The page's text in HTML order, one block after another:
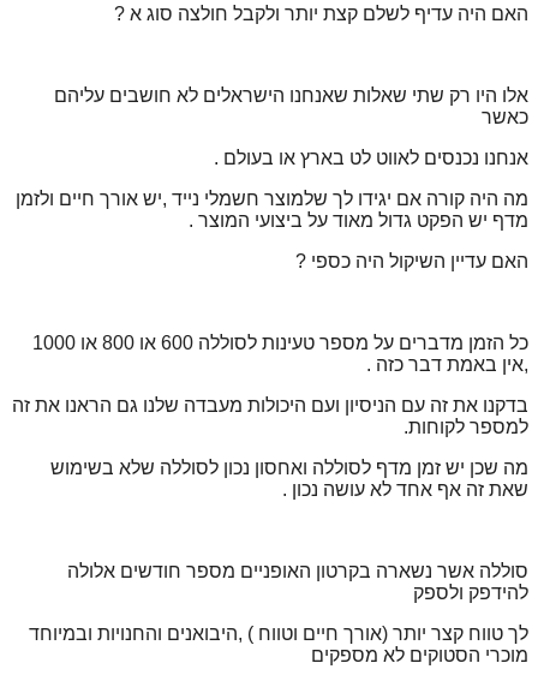
האם היה עדיף לשלם קצת יותר ולקבל חולצה סוג א ?
אלו היו רק שתי שאלות שאנחנו הישראלים לא חושבים עליהם
כאשר
אנחנו נכנסים לאווט לט בארץ או בעולם .
מה היה קורה אם יגידו לך שלמוצר חשמלי נייד ,יש אורך חיים ולזמן
מדף יש הפקט גדול מאוד על ביצועי המוצר .
האם עדיין השיקול היה כספי ?
כל הזמן מדברים על מספר טעינות לסוללה 600 או 800 או 1000
,אין באמת דבר כזה .
בדקנו את זה עם הניסיון ועם היכולות מעבדה שלנו גם הראנו את זה
למספר לקוחות.
מה שכן יש זמן מדף לסוללה ואחסון נכון לסוללה שלא בשימוש
שאת זה אף אחד לא עושה נכון .
סוללה אשר נשארה בקרטון האופניים מספר חודשים אלולה
להידפק ולספק
לך טווח קצר יותר (אורך חיים וטווח ) ,היבואנים והחנויות ובמיוחד
מוכרי הסטוקים לא מספקים